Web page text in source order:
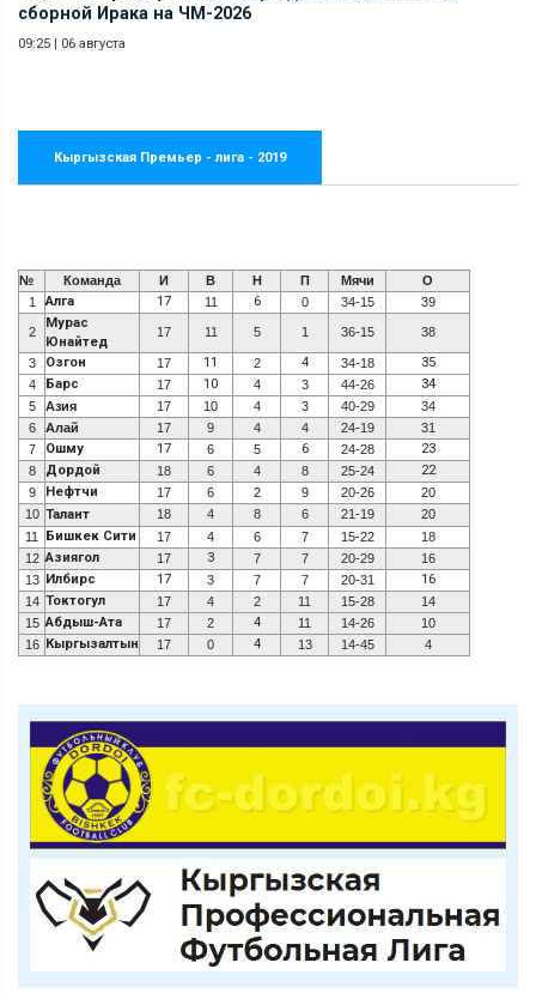
сборной Ирака на ЧМ-2026
09:25 | 06 августа
Кыргызская Премьер - лига - 2019
№ Команда И В Н П Мячи
О
1
Алга 17 11 6 0 34-15 39
2
Мурас
Юнайтед
17 11 5 1 36-15 38
3 Озгон 17 11 2 4 34-18 35
4 Барс 17 10 4 3 44-26 34
5 Азия 17 10 4 3 40-29
34
6
Алай 17 9 4 4 24-19
31
7
Ошму 17 6 5 6 24-28 23
8 Дордой 18 6 4 8 25-24 22
9 Нефтчи 17 6 2 9 20-26
20
10 Талант 18 4 8 6 21-19
20
11
Бишкек Сити 17 4 6 7 15-22
18
12 Азиягол 17 3 7 7 20-29
16
13 Илбирс 17 3 7 7 20-31 16
14 Токтогул 17 4 2 11 15-28
14
15 Абдыш-Ата 17 2 4 11 14-26
10
16 Кыргызалтын 17 0 4 13 14-45 4